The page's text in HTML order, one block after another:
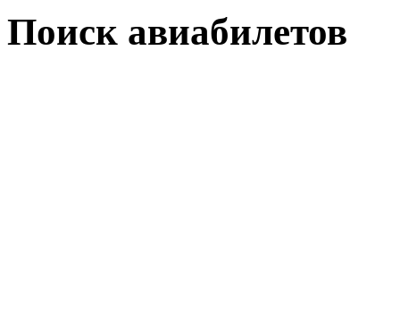
Поиск авиабилетов